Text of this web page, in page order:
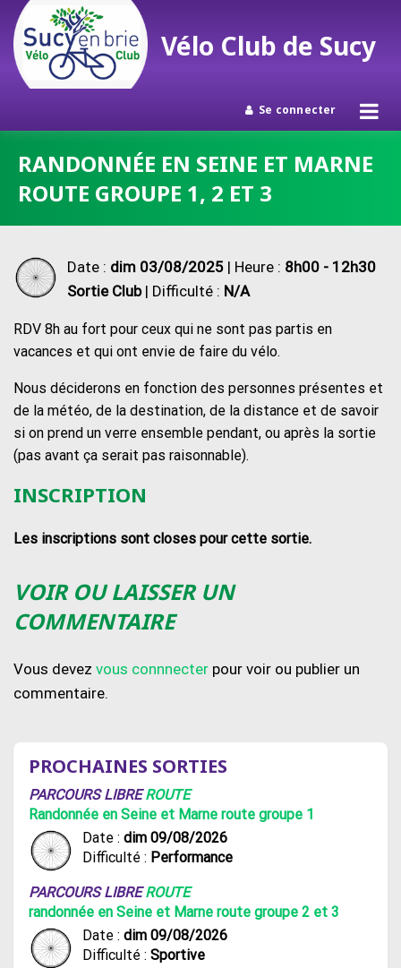
contenu
Vélo Club de Sucy
Se connecter
RANDONNÉE EN SEINE ET MARNE
ROUTE GROUPE 1, 2 ET 3
Date : dim 03/08/2025 | Heure : 8h00 - 12h30
Sortie Club| Difficulté : N/A
RDV 8h au fort pour ceux qui ne sont pas partis en
vacances et qui ont envie de faire du vélo.
Nous déciderons en fonction des personnes présentes et
de la météo, de la destination, de la distance et de savoir
si on prend un verre ensemble pendant, ou après la sortie
(pas avant ça serait pas raisonnable).
INSCRIPTION
Les inscriptions sont closes pour cette sortie.
VOIR OU LAISSER UN
COMMENTAIRE
Vous devez vous connnecter pour voir ou publier un
commentaire.
PROCHAINES SORTIES
PARCOURS LIBREROUTE
Randonnée en Seine et Marne route groupe 1
Date : dim 09/08/2026
Difficulté : Performance
PARCOURS LIBREROUTE
randonnée en Seine et Marne route groupe 2 et 3
Date : dim 09/08/2026
Difficulté : Sportive